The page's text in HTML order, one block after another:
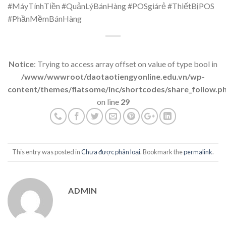
#MáyTínhTiền #QuảnLýBánHàng #POSgiárẻ #ThiếtBịPOS
#PhầnMềmBánHàng
Notice: Trying to access array offset on value of type bool in
/www/wwwroot/daotaotiengyonline.edu.vn/wp-
content/themes/flatsome/inc/shortcodes/
on line 29
This entry was posted inChưa được phân loại. Bookmark thepermalink.
ADMIN